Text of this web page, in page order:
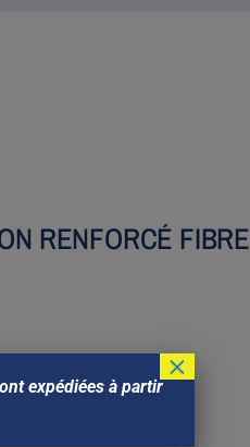
RENFORCÉ FIBRE
expédiées à partir
×